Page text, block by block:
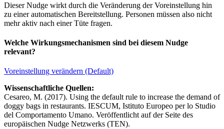
Dieser Nudge wirkt durch die Veränderung der Voreinstellung hin
zu einer automatischen Bereitstellung. Personen müssen also nicht
mehr aktiv nach einer Tüte fragen.
Welche Wirkungsmechanismen sind bei diesem Nudge
relevant?
Voreinstellung verändern (Default)
Wissenschaftliche Quellen:
Cesareo, M. (2017). Using the default rule to increase the demand of
doggy bags in restaurants. IESCUM, Istituto Europeo per lo Studio
del Comportamento Umano. Veröffentlicht auf der Seite des
europäischen Nudge Netzwerks (TEN).